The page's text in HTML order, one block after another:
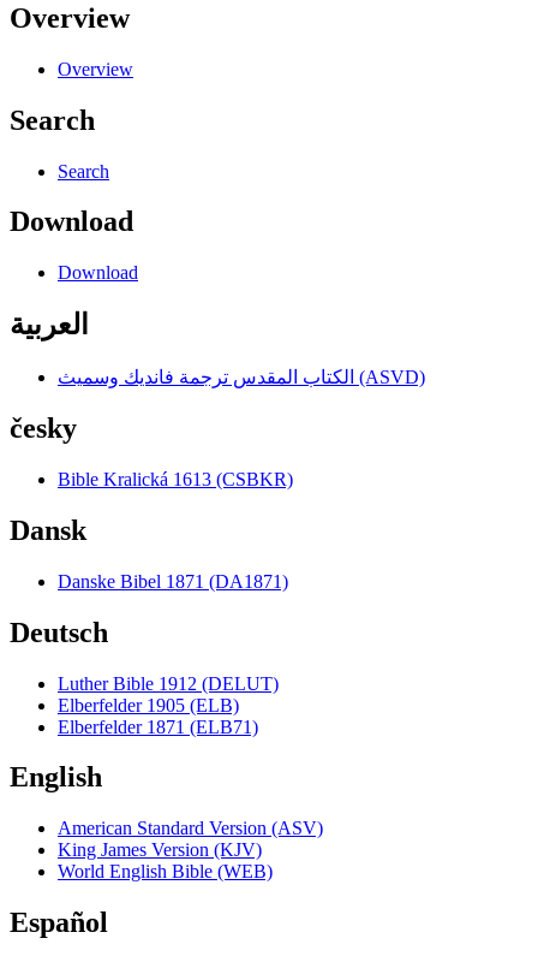
Overview
Overview
Search
Search
Download
Download
العربية
الكتاب المقدس ترجمة فانديك وسميث (ASVD)
česky
Bible Kralická 1613 (CSBKR)
Dansk
Danske Bibel 1871 (DA1871)
Deutsch
Luther Bible 1912 (DELUT)
Elberfelder 1905 (ELB)
Elberfelder 1871 (ELB71)
English
American Standard Version (ASV)
King James Version (KJV)
World English Bible (WEB)
Español